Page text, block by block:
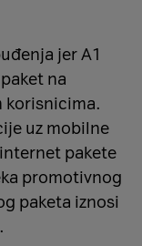
jer A1
na
korisnicima.
uz mobilne
pakete
promotivnog
paketa iznosi